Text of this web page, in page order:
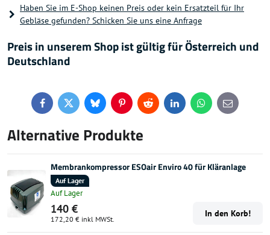
Haben Sie im E-Shop keinen Preis oder kein Ersatzteil für Ihr
Gebläse gefunden? Schicken Sie uns eine Anfrage
Preis in unserem Shop ist gültig für Österreich und
Deutschland
FacebookTwitterBlueskyPinterestReddit LinkedInWhatsApp
E-
mail
Alternative Produkte
Membrankompressor ESOair Enviro 40 für Kläranlage
Auf Lager
Auf Lager
140 €
172,20 € inkl MWSt.
In den Korb!